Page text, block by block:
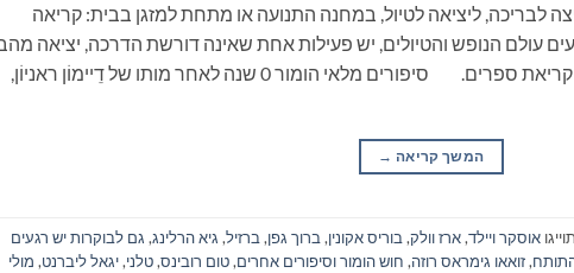
לבריכה, ליציאה לטיול, במחנה התנועה או מתחת למזגן בבית: קריאה
עולם הנופש והטיולים, יש פעילות אחת שאינה דורשת הדרכה, יציאה
ונסיעה, התארגנות ממושכת ואפילו שיחה: קריאת ספרים. סיפורים מלאי הומור 0 שנה לאחר מותו של דֵיימוֹן ראניוֹן,
המשך קריאה →
אוסקר ויילד,ארז וולק,בוריס אקונין,ברוך גפן,ברזיל, גיא הרלינג, גם לבוקרות יש רגעים
,זואאו גימראס רוזה, חוש הומור וסיפורים אחרים,טום רובינס,טלני,יגאל ליברנט, מולי